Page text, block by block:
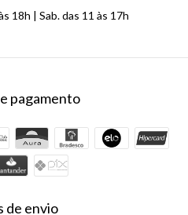
18h | Sab. das 11 às 17h
pagamento
de envio